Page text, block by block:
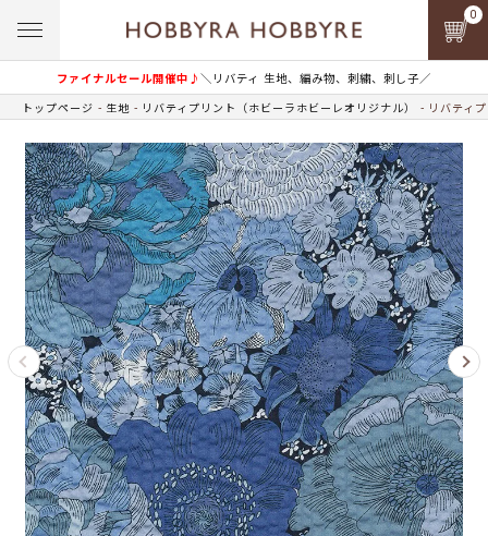
ファイナルセール開催中♪＼リバティ 生地、編み物、刺繍、刺し子／
0
トップページ 生地 リバティプリント（ホビーラホビーレオリジナル） リバティ